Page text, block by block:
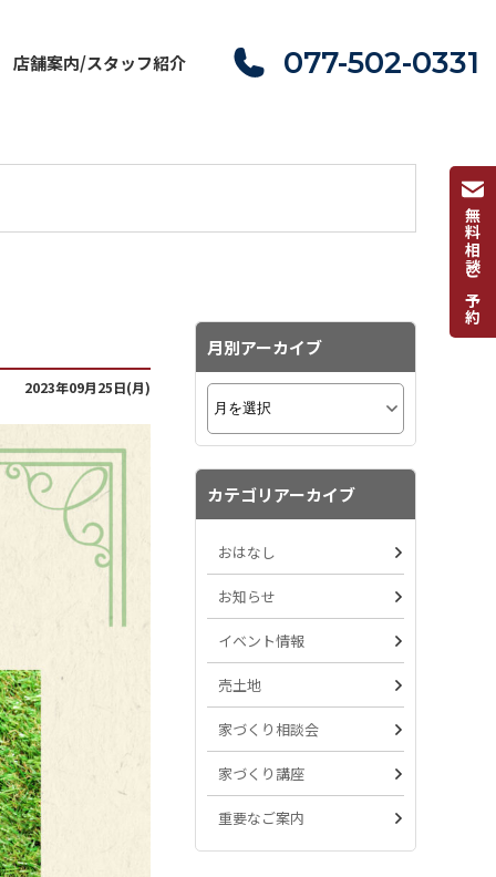
店舗案内/スタッフ紹介 077-502-0331
無料相談ご予約
2023年09月25日(月)
月別アーカイブ
カテゴリアーカイブ
おはなし
お知らせ
イベント情報
売土地
家づくり相談会
家づくり講座
重要なご案内